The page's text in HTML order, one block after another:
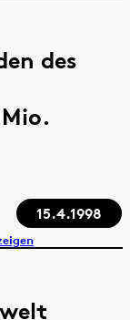
des
15.4.1998